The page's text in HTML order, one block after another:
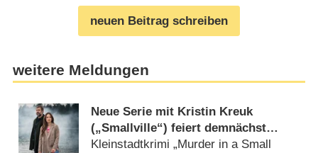
neuen Beitrag schreiben
weitere Meldungen
Neue Serie mit Kristin Kreuk
(„Smallville“) feiert demnächst
Deutschlandpremiere
Kleinstadtkrimi „Murder in a Small